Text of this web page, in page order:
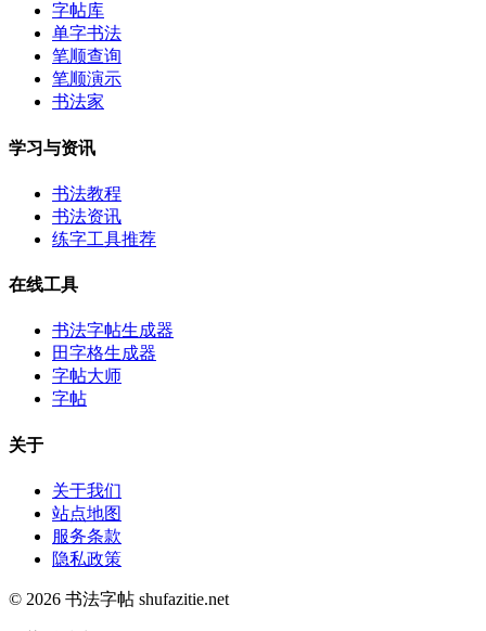
字帖库
单字书法
笔顺查询
笔顺演示
书法家
学习与资讯
书法教程
书法资讯
练字工具推荐
在线工具
书法字帖生成器
田字格生成器
字帖大师
字帖
关于
关于我们
站点地图
服务条款
隐私政策
© 2026 书法字帖 shufazitie.net